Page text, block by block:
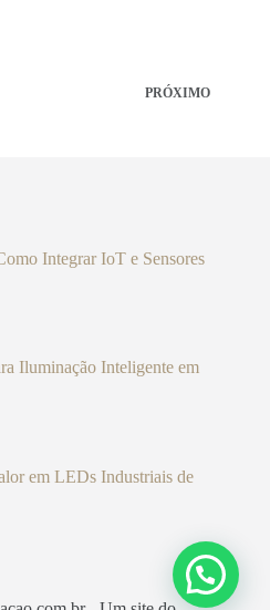
PRÓXIMO
Integrar IoT e Sensores
Iluminação Inteligente em
em LEDs Industriais de